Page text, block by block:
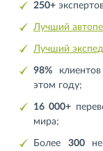
250+
Лучший
Лучший
98%
этом году;
16 000+
мира;
Более 300